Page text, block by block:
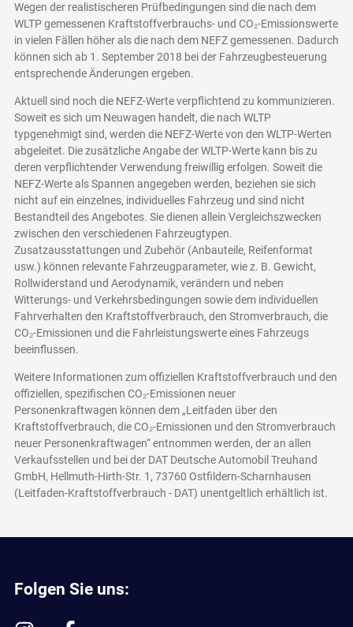
Wegen der realistischeren Prüfbedingungen sind die nach dem
WLTP gemessenen Kraftstoffverbrauchs- und CO₂-Emissionswerte
in vielen Fällen höher als die nach dem NEFZ gemessenen. Dadurch
können sich ab 1. September 2018 bei der Fahrzeugbesteuerung
entsprechende Änderungen ergeben.
Aktuell sind noch die NEFZ-Werte verpflichtend zu kommunizieren.
Soweit es sich um Neuwagen handelt, die nach WLTP
typgenehmigt sind, werden die NEFZ-Werte von den WLTP-Werten
abgeleitet. Die zusätzliche Angabe der WLTP-Werte kann bis zu
deren verpflichtender Verwendung freiwillig erfolgen. Soweit die
NEFZ-Werte als Spannen angegeben werden, beziehen sie sich
nicht auf ein einzelnes, individuelles Fahrzeug und sind nicht
Bestandteil des Angebotes. Sie dienen allein Vergleichszwecken
zwischen den verschiedenen Fahrzeugtypen.
Zusatzausstattungen und Zubehör (Anbauteile, Reifenformat
usw.) können relevante Fahrzeugparameter, wie z. B. Gewicht,
Rollwiderstand und Aerodynamik, verändern und neben
Witterungs- und Verkehrsbedingungen sowie dem individuellen
Fahrverhalten den Kraftstoffverbrauch, den Stromverbrauch, die
CO₂-Emissionen und die Fahrleistungswerte eines Fahrzeugs
beeinflussen.
Weitere Informationen zum offiziellen Kraftstoffverbrauch und den
offiziellen, spezifischen CO₂-Emissionen neuer
Personenkraftwagen können dem „Leitfaden über den
Kraftstoffverbrauch, die CO₂-Emissionen und den Stromverbrauch
neuer Personenkraftwagen“ entnommen werden, der an allen
Verkaufsstellen und bei der DAT Deutsche Automobil Treuhand
GmbH, Hellmuth-Hirth-Str. 1, 73760 Ostfildern-Scharnhausen
(Leitfaden-Kraftstoffverbrauch - DAT) unentgeltlich erhältlich ist.
Folgen Sie uns: